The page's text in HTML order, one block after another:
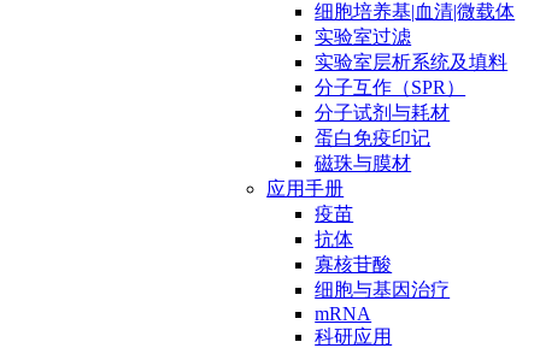
细胞培养基|血清|微载体
实验室过滤
实验室层析系统及填料
分子互作（SPR）
分子试剂与耗材
蛋白免疫印记
磁珠与膜材
应用手册
疫苗
抗体
寡核苷酸
细胞与基因治疗
mRNA
科研应用